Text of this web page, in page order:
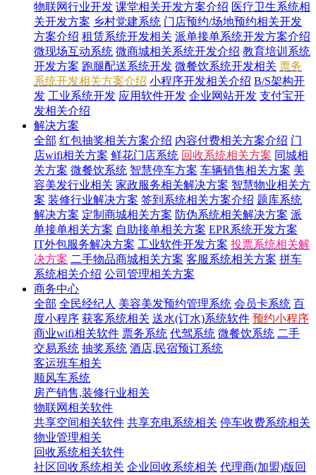
物联网行业开发 课堂相关开发方案介绍 医疗卫生系统相
关开发方案 乡村党建系统 门店预约/场地预约相关开发
方案介绍 租赁系统开发相关 派单接单系统开发方案介绍
微现场互动系统 微商城相关系统开发介绍 教育培训系统
开发方案 跑腿配送系统开发 微餐饮系统开发相关 票务
系统开发相关方案介绍 小程序开发相关介绍 B/S架构开
发 工业系统开发 应用软件开发 企业网站开发 支付宝开
发相关介绍
解决方案
全部 红包抽奖相关方案介绍 内容付费相关方案介绍 门
店wifi相关方案 鲜花门店系统 回收系统相关方案 同城相
关方案 微餐饮系统 智慧停车方案 车辆销售相关方案 美
容美发行业相关 家政服务相关解决方案 智慧物业相关方
案 装修行业解决方案 签到系统相关方案介绍 题库系统
解决方案 定制商城相关方案 防伪系统相关解决方案 派
单接单相关方案 自助接单相关方案 EPR系统开发方案
IT外包服务解决方案 工业软件开发方案 投票系统相关解
决方案 二手物品商城相关方案 客服系统相关方案 拼车
系统相关介绍 公司管理相关方案
商务中心
全部 全民经纪人 美容美发预约管理系统 会员卡系统 百
度小程序 获客系统相关 送水(订水)系统软件 预约小程序
商业wifi相关软件 票务系统 代驾系统 微餐饮系统 二手
交易系统 抽奖系统 酒店,民宿预订系统
客运班车相关
顺风车系统
房产销售,装修行业相关
物联网相关软件
共享空间相关软件 共享充电系统相关 停车收费系统相关
物业管理相关
回收系统相关软件
社区回收系统相关 企业回收系统相关 代理商(加盟)版回